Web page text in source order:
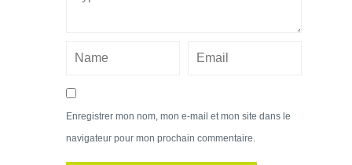
Enregistrer mon nom, mon e-mail et mon site dans le
navigateur pour mon prochain commentaire.